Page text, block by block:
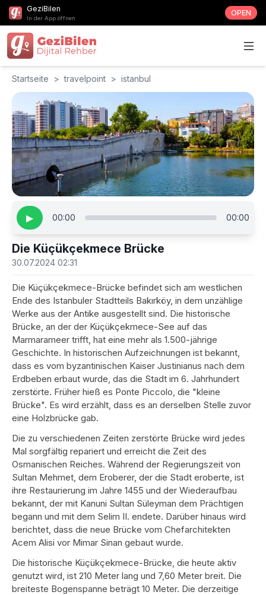
GeziBilen
In der App öffnen
OPEN
Startseite > travelpoint > istanbul
▶ 00:00 00:00
Die Küçükçekmece Brücke
30.07.2024 02:31
Die Küçükçekmece-Brücke befindet sich am westlichen
Ende des Istanbuler Stadtteils Bakırköy, in dem unzählige
Werke aus der Antike ausgestellt sind. Die historische
Brücke, an der der Küçükçekmece-See auf das
Marmarameer trifft, hat eine mehr als 1.500-jährige
Geschichte. In historischen Aufzeichnungen ist bekannt,
dass es vom byzantinischen Kaiser Justinianus nach dem
Erdbeben erbaut wurde, das die Stadt im 6. Jahrhundert
zerstörte. Früher hieß es Ponte Piccolo, die "kleine
Brücke". Es wird erzählt, dass es an derselben Stelle zuvor
eine Holzbrücke gab.
Die zu verschiedenen Zeiten zerstörte Brücke wird jedes
Mal sorgfältig repariert und erreicht die Zeit des
Osmanischen Reiches. Während der Regierungszeit von
Sultan Mehmet, dem Eroberer, der die Stadt eroberte, ist
ihre Restaurierung im Jahre 1455 und der Wiederaufbau
bekannt, der mit Kanuni Sultan Süleyman dem Prächtigen
begann und mit dem Selim II. endete. Darüber hinaus wird
berichtet, dass die neue Brücke vom Chefarchitekten
Acem Alisi vor Mimar Sinan gebaut wurde.
Die historische Küçükçekmece-Brücke, die heute aktiv
genutzt wird, ist 210 Meter lang und 7,60 Meter breit. Die
breiteste Bogenspanne beträgt 10 Meter. Die derzeitige